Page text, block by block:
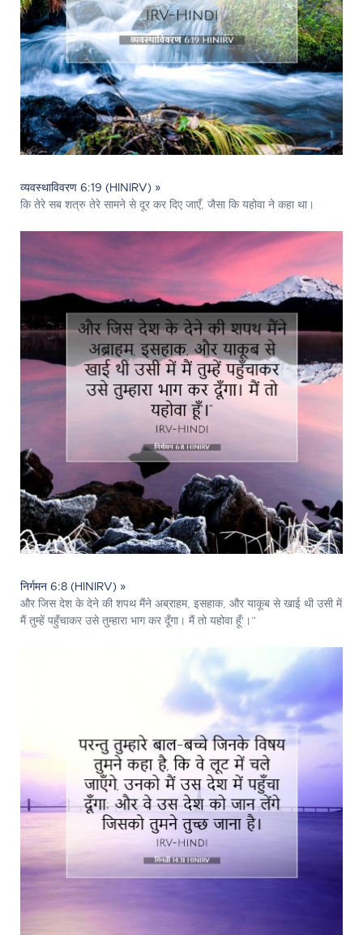
व्यवस्थाविवरण 6:19 (HINIRV) »
कि तेरे सब शत्रु तेरे सामने से दूर कर दिए जाएँ, जैसा कि यहोवा ने कहा था।
निर्गमन 6:8 (HINIRV) »
और जिस देश के देने की शपथ मैंने अब्राहम, इसहाक, और याकूब से खाई थी उसी में
मैं तुम्हें पहुँचाकर उसे तुम्हारा भाग कर दूँगा। मैं तो यहोवा हूँ'।”